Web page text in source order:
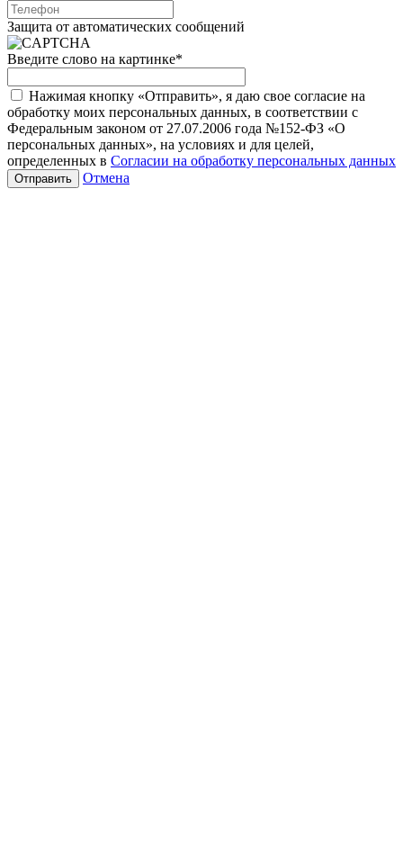
Защита от автоматических сообщений
Введите слово на картинке*
Нажимая кнопку «Отправить», я даю свое согласие на
обработку моих персональных данных, в соответствии с
Федеральным законом от 27.07.2006 года №152-ФЗ «О
персональных данных», на условиях и для целей,
определенных в Согласии на обработку персональных данных
Отмена